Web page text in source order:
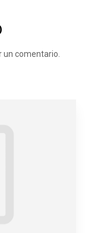
un comentario.